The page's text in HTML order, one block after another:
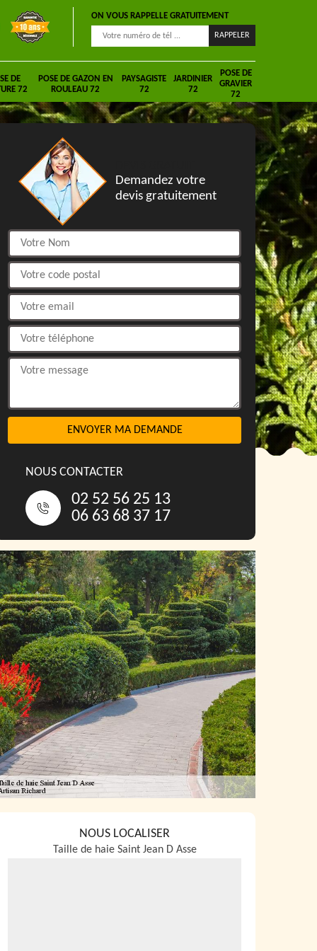
ON VOUS RAPPELLE GRATUITEMENT
DE
72
POSE DE GAZON EN
ROULEAU 72
PAYSAGISTE
72
JARDINIER
72
POSE DE
GRAVIER
72
Demandez votre
devis gratuitement
NOUS CONTACTER
02 52 56 25 13
06 63 68 37 17
NOUS LOCALISER
Taille de haie Saint Jean D Asse